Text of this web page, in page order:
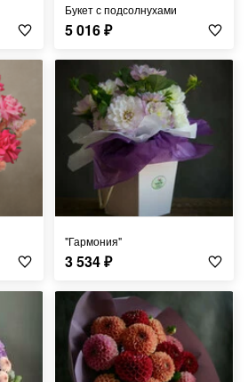
Букет с подсолнухами
5 016₽
"Гармония"
3 534₽